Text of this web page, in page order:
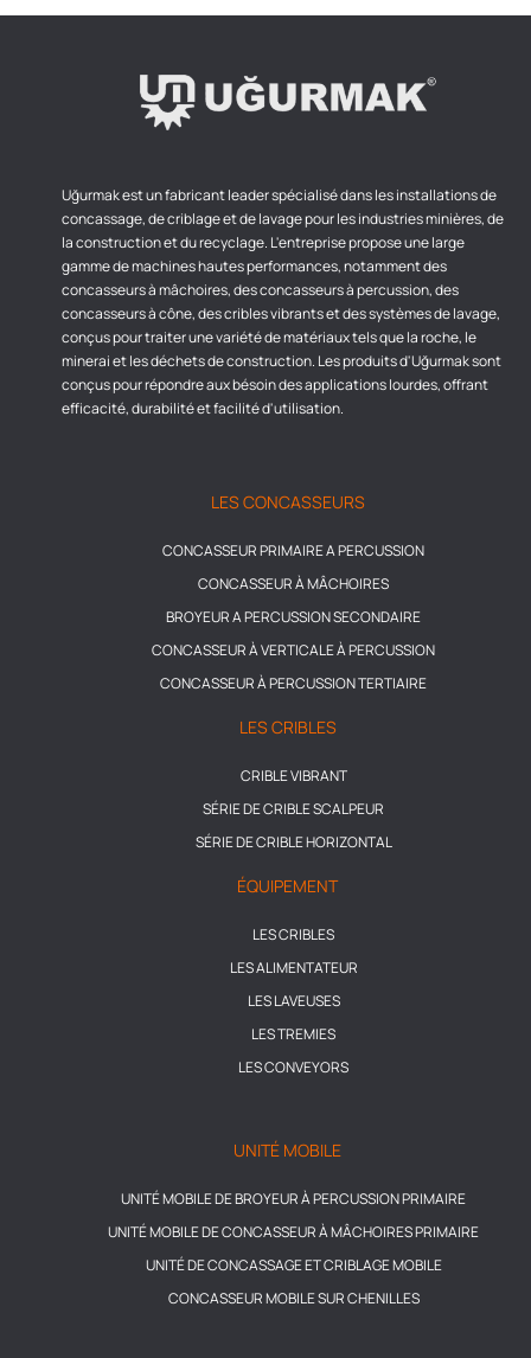
Uğurmak est un fabricant leader spécialisé dans les installations de
concassage, de criblage et de lavage pour les industries minières, de
la construction et du recyclage. L'entreprise propose une large
gamme de machines hautes performances, notamment des
concasseurs à mâchoires, des concasseurs à percussion, des
concasseurs à cône, des cribles vibrants et des systèmes de lavage,
conçus pour traiter une variété de matériaux tels que la roche, le
minerai et les déchets de construction. Les produits d'Uğurmak sont
conçus pour répondre aux bésoin des applications lourdes, offrant
efficacité, durabilité et facilité d'utilisation.
LES CONCASSEURS
CONCASSEUR PRIMAIRE A PERCUSSION
CONCASSEUR À MÂCHOIRES
BROYEUR A PERCUSSION SECONDAIRE
CONCASSEUR À VERTICALE À PERCUSSION
CONCASSEUR À PERCUSSION TERTIAIRE
LES CRIBLES
CRIBLE VIBRANT
SÉRIE DE CRIBLE SCALPEUR
SÉRIE DE CRIBLE HORIZONTAL
ÉQUIPEMENT
LES CRIBLES
LES ALIMENTATEUR
LES LAVEUSES
LES TREMIES
LES CONVEYORS
UNITÉ MOBILE
UNITÉ MOBILE DE BROYEUR À PERCUSSION PRIMAIRE
UNITÉ MOBILE DE CONCASSEUR À MÂCHOIRES PRIMAIRE
UNITÉ DE CONCASSAGE ET CRIBLAGE MOBILE
CONCASSEUR MOBILE SUR CHENILLES